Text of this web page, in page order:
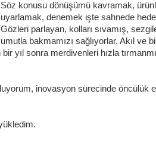
Söz konusu dönüşümü kavramak,
uyarlamak, denemek işte sahnede
Gözleri parlayan, kolları sıvamış,
umutla bakmamızı sağlıyorlar. Akıl ve
yıl sonra merdivenleri hızla
inovasyon sürecinde öncülük